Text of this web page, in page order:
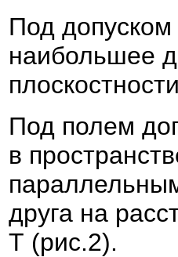
Под допуском
наибольшее
Под полем
в
друга на
Т (рис.2).